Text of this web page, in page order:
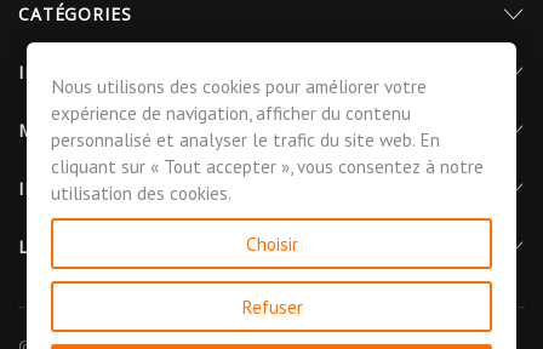
CATÉGORIES
INFORMATIONS
MON COMPTE
INFORMATIONS DE CONTACT
LETTRE D'INFORMATIONS
Nous utilisons des cookies pour améliorer votre
expérience de navigation, afficher du contenu
personnalisé et analyser le trafic du site web. En
cliquant sur « Tout accepter », vous consentez à notre
utilisation des cookies.
Choisir
Refuser